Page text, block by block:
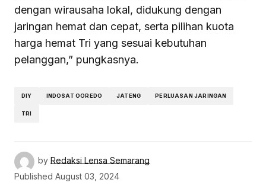
dengan wirausaha lokal, didukung dengan
jaringan hemat dan cepat, serta pilihan kuota
harga hemat Tri yang sesuai kebutuhan
pelanggan,” pungkasnya.
DIY INDOSAT OOREDO JATENG PERLUASAN JARINGAN
TRI
by Redaksi Lensa Semarang
Published August 03, 2024